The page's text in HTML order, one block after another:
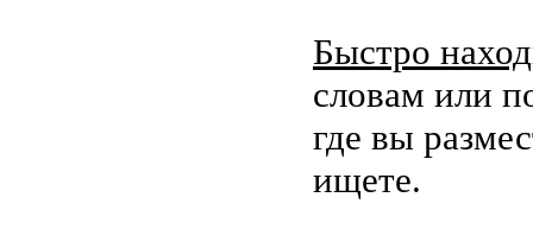
Быстро
словам или
где вы
ищете.